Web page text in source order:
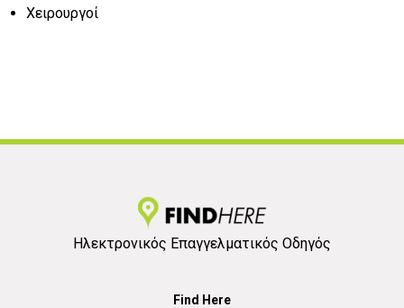
Χειρουργοί
Ηλεκτρονικός Επαγγελματικός Οδηγός
Find Here